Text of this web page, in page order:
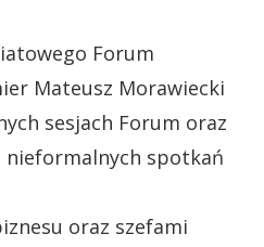
Forum
Mateusz Morawiecki
sesjach Forum oraz
nieformalnych spotkań
oraz szefami